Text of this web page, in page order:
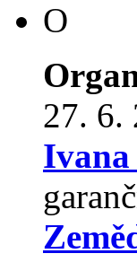
O
27. 6.
Ivana